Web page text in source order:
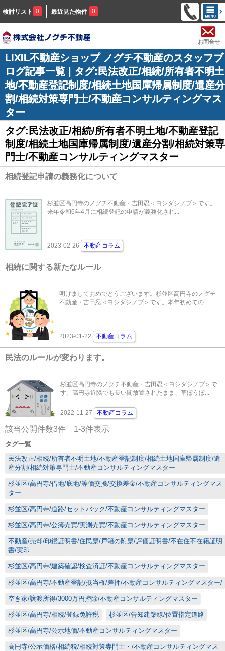
検討リスト 0 最近見た物件 0
お問合せ
LIXIL不動産ショップ ノグチ不動産のスタッフブ
ログ記事一覧 | タグ:民法改正/相続/所有者不明土
地/不動産登記制度/相続土地国庫帰属制度/遺産分
割/相続対策専門士/不動産コンサルティングマス
ター
タグ:民法改正/相続/所有者不明土地/不動産登記
制度/相続土地国庫帰属制度/遺産分割/相続対策専
門士/不動産コンサルティングマスター
相続登記申請の義務化について
杉並区高円寺のノグチ不動産・吉田忍＜ヨシダシノブ＞です。
来年令和6年4月に相続登記の申請が義務化され...
2023-02-26 不動産コラム
相続に関する新たなルール
明けましておめでとうございます。杉並区高円寺のノグチ
不動産・吉田忍＜ヨシダシノブ＞です。本年初めての...
2023-01-22 不動産コラム
民法のルールが変わります。
杉並区高円寺のノグチ不動産・吉田忍＜ヨシダシノブ＞で
す。高円寺近隣でも長い間放置されたまま、草ぼうぼ...
2022-11-27 不動産コラム
該当公開件数3件 1-3件表示
タグ一覧
民法改正/相続/所有者不明土地/不動産登記制度/相続土地国庫帰属制度/遺
産分割/相続対策専門士/不動産コンサルティングマスター
杉並区/高円寺/借地/底地/等価交換/交換差金/不動産コンサルティングマス
ター
杉並区/高円寺/道路/セットバック/不動産コンサルティングマスター
杉並区/高円寺/公簿売買/実測売買/不動産コンサルティングマスター
不動産/売却/印鑑証明書/住民票/戸籍の附票/評価証明書/不在住不在籍証明
書/実印
杉並区/高円寺/建築確認/検査済証/不動産コンサルティングマスター
杉並区/高円寺/不動産登記/抵当権/差押/不動産コンサルティングマスター/
空き家/譲渡所得/3000万円控除/不動産コンサルティングマスター
杉並区/高円寺/相続/登録免許税 杉並区/告知建築線/位置指定道路
杉並区/高円寺/公示地価/不動産コンサルティングマスター
高円寺/公示価格/相続税/相続対策専門士・/不動産コンサルティングマス